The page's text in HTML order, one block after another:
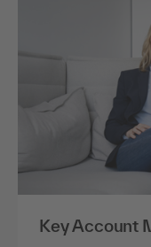
Key Account